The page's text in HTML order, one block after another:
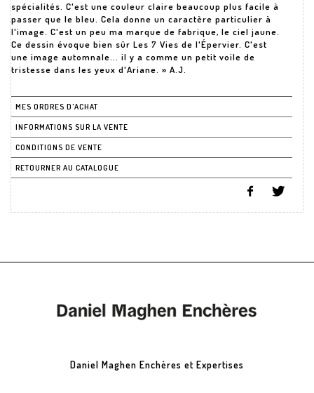
spécialités. C'est une couleur claire beaucoup plus facile à
passer que le bleu. Cela donne un caractère particulier à
l'image. C'est un peu ma marque de fabrique, le ciel jaune.
Ce dessin évoque bien sûr Les 7 Vies de l'Épervier. C'est
une image automnale... il y a comme un petit voile de
tristesse dans les yeux d'Ariane. » A.J.
MES ORDRES D'ACHAT
INFORMATIONS SUR LA VENTE
CONDITIONS DE VENTE
RETOURNER AU CATALOGUE
Daniel Maghen Enchères et Expertises